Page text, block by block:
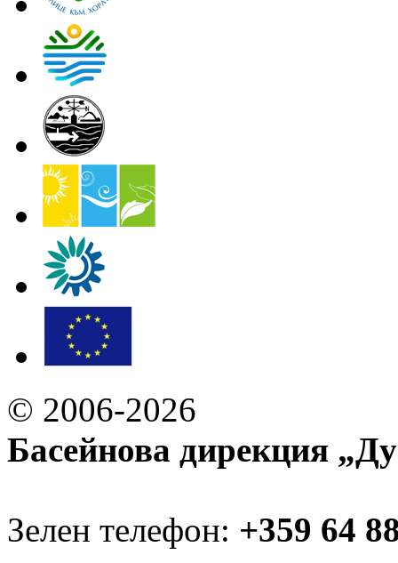
© 2006-2026
Басейнова дирекция
Зелен телефон: +359 64